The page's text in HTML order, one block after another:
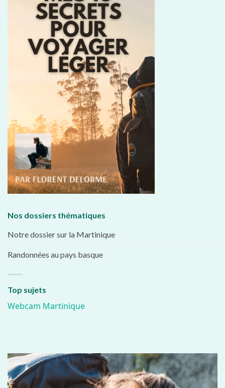
Nos dossiers thématiques
Notre dossier sur la Martinique
Randonnées au pays basque
Top sujets
Webcam Martinique